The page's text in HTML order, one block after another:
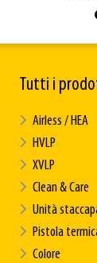
Tutti i
Airless / HEA
HVLP
XVLP
Clean & Care
Unità
Pistola
Colore